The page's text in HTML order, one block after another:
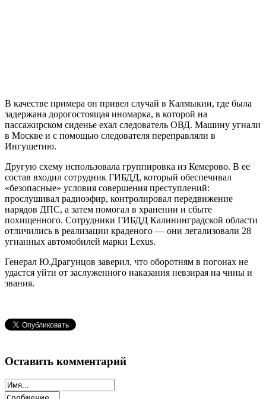
В качестве примера он привел случай в Калмыкии, где была
задержана дорогостоящая иномарка, в которой на
пассажирском сиденье ехал следователь ОВД. Машину угнали
в Москве и с помощью следователя переправляли в
Ингушетию.
Другую схему использовала группировка из Кемерово. В ее
состав входил сотрудник ГИБДД, который обеспечивал
«безопасные» условия совершения преступлений:
прослушивал радиоэфир, контролировал передвижение
нарядов ДПС, а затем помогал в хранении и сбыте
похищенного. Сотрудники ГИБДД Калининградской области
отличились в реализации краденого — они легализовали 28
угнанных автомобилей марки Lexus.
Генерал Ю.Драгунцов заверил, что оборотням в погонах не
удастся уйти от заслуженного наказания невзирая на чины и
звания.
Оставить комментарий